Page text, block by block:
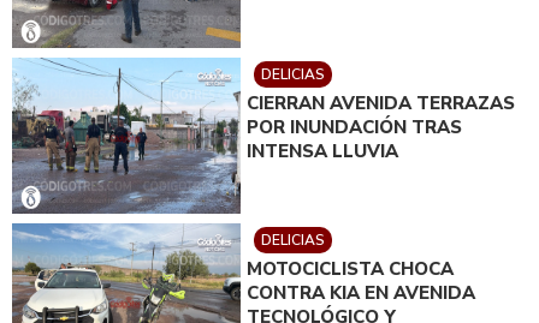
DELICIAS
CIERRAN AVENIDA TERRAZAS
POR INUNDACIÓN TRAS
INTENSA LLUVIA
DELICIAS
MOTOCICLISTA CHOCA
CONTRA KIA EN AVENIDA
TECNOLÓGICO Y